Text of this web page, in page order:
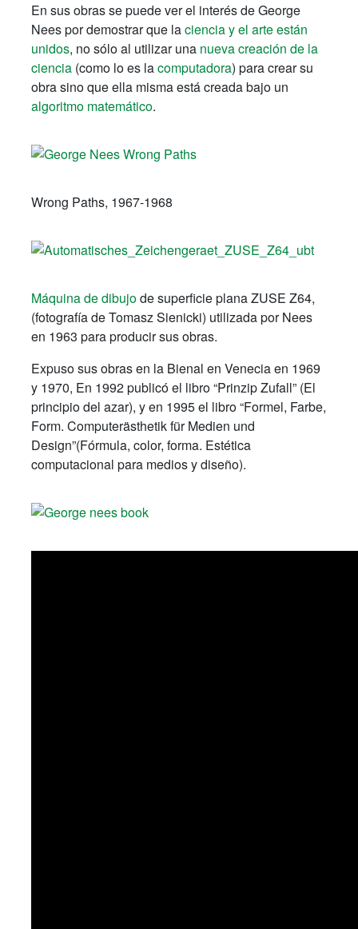
En sus obras se puede ver el interés de George
Nees por demostrar que laciencia y el arte están
unidos, no sólo al utilizar una nueva creación de la
ciencia (como lo es lacomputadora) para crear su
obra sino que ella misma está creada bajo un
algoritmo matemático.
Wrong Paths, 1967-1968
Máquina de dibujode superficie plana ZUSE Z64,
(fotografía de Tomasz Sienicki) utilizada por Nees
en 1963 para producir sus obras.
Expuso sus obras en la Bienal en Venecia en 1969
y 1970, En 1992 publicó el libro “Prinzip Zufall” (El
principio del azar), y en 1995 el libro “Formel, Farbe,
Form. Computerästhetik für Medien und
Design”(Fórmula, color, forma. Estética
computacional para medios y diseño).